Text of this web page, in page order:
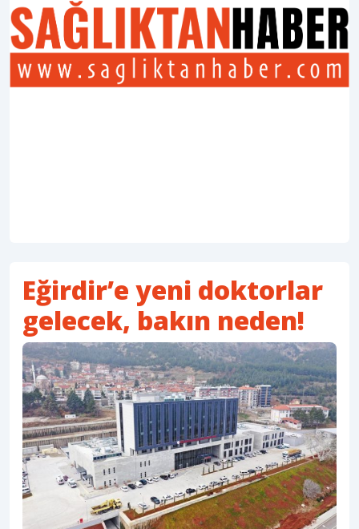
Eğirdir’e yeni doktorlar
gelecek, bakın neden!